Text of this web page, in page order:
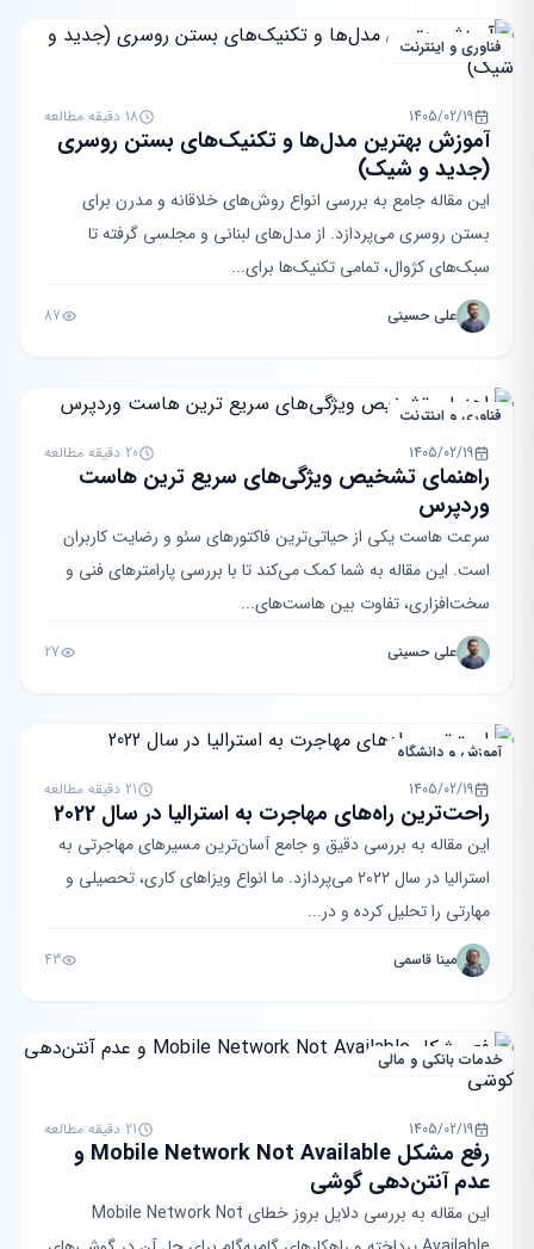
فناوری و اینترنت
1405/02/19 18 دقیقه مطالعه
آموزش بهترین مدل‌ها و تکنیک‌های بستن روسری
(جدید و شیک)
این مقاله جامع به بررسی انواع روش‌های خلاقانه و مدرن برای
بستن روسری می‌پردازد. از مدل‌های لبنانی و مجلسی گرفته تا
سبک‌های کژوال، تمامی تکنیک‌ها برای...
علی حسینی 87
فناوری و اینترنت
1405/02/19
20 دقیقه مطالعه
راهنمای تشخیص ویژگی‌های سریع ترین هاست
وردپرس
سرعت هاست یکی از حیاتی‌ترین فاکتورهای سئو و رضایت کاربران
است. این مقاله به شما کمک می‌کند تا با بررسی پارامترهای فنی و
سخت‌افزاری، تفاوت بین هاست‌های...
علی حسینی 27
آموزش و دانشگاه
1405/02/19
21 دقیقه مطالعه
راحت‌ترین راه‌های مهاجرت به استرالیا در سال 2022
این مقاله به بررسی دقیق و جامع آسان‌ترین مسیرهای مهاجرتی به
استرالیا در سال ۲۰۲۲ می‌پردازد. ما انواع ویزاهای کاری، تحصیلی و
مهارتی را تحلیل کرده و در...
مینا قاسمی 43
خدمات بانکی و مالی
1405/02/19 21 دقیقه مطالعه
رفع مشکل Mobile Network Not Available و
عدم آنتن‌دهی گوشی
این مقاله به بررسی دلایل بروز خطای Mobile Network Not